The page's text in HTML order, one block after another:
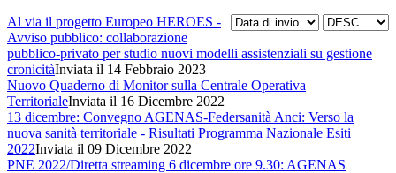
Al via il progetto Europeo HEROES -
Avviso pubblico: collaborazione
pubblico-privato per studio nuovi modelli assistenziali su gestione
cronicitàInviata il 14 Febbraio 2023
Nuovo Quaderno di Monitor sulla Centrale Operativa
TerritorialeInviata il 16 Dicembre 2022
13 dicembre: Convegno AGENAS-Federsanità Anci: Verso la
nuova sanità territoriale - Risultati Programma Nazionale Esiti
2022Inviata il 09 Dicembre 2022
PNE 2022/Diretta streaming 6 dicembre ore 9.30: AGENAS